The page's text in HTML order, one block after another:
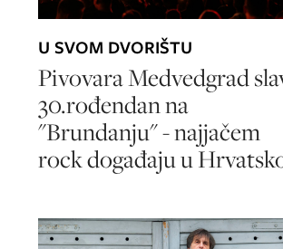
U SVOM DVORIŠTU
Pivovara Medvedgrad
30.rođendan na
"Brundanju" - najjačem
rock događaju u